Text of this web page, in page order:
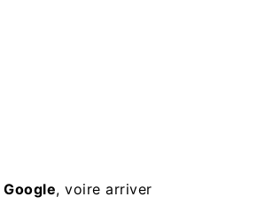
, voire arriver